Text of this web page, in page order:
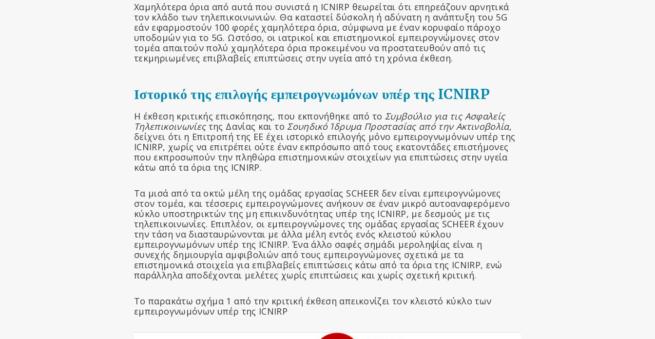
Χαμηλότερα όρια από αυτά που συνιστά η ICNIRP θεωρείται ότι επηρεάζουν αρνητικά
τον κλάδο των τηλεπικοινωνιών. Θα καταστεί δύσκολη ή αδύνατη η ανάπτυξη του 5G
εάν εφαρμοστούν 100 φορές χαμηλότερα όρια, σύμφωνα με έναν κορυφαίο πάροχο
υποδομών για το 5G. Ωστόσο, οι ιατρικοί και επιστημονικοί εμπειρογνώμονες στον
τομέα απαιτούν πολύ χαμηλότερα όρια προκειμένου να προστατευθούν από τις
τεκμηριωμένες επιβλαβείς επιπτώσεις στην υγεία από τη χρόνια έκθεση.
Ιστορικό της επιλογής εμπειρογνωμόνων υπέρ της ICNIRP
Η έκθεση κριτικής επισκόπησης, που εκπονήθηκε από το Συμβούλιο για τις Ασφαλείς
Τηλεπικοινωνίεςτης Δανίας και το Σουηδικό Ίδρυμα Προστασίας από την Ακτινοβολία,
δείχνει ότι η Επιτροπή της ΕΕ έχει ιστορικό επιλογής μόνο εμπειρογνωμόνων υπέρ της
ICNIRP, χωρίς να επιτρέπει ούτε έναν εκπρόσωπο από τους εκατοντάδες επιστήμονες
που εκπροσωπούν την πληθώρα επιστημονικών στοιχείων για επιπτώσεις στην υγεία
κάτω από τα όρια της ICNIRP.
Τα μισά από τα οκτώ μέλη της ομάδας εργασίας SCHEER δεν είναι εμπειρογνώμονες
στον τομέα, και τέσσερις εμπειρογνώμονες ανήκουν σε έναν μικρό αυτοαναφερόμενο
κύκλο υποστηρικτών της μη επικινδυνότητας υπέρ της ICNIRP, με δεσμούς με τις
τηλεπικοινωνίες. Επιπλέον, οι εμπειρογνώμονες της ομάδας εργασίας SCHEER έχουν
την τάση να διασταυρώνονται με άλλα μέλη εντός ενός κλειστού κύκλου
εμπειρογνωμόνων υπέρ της ICNIRP. Ένα άλλο σαφές σημάδι μεροληψίας είναι η
συνεχής δημιουργία αμφιβολιών από τους εμπειρογνώμονες σχετικά με τα
επιστημονικά στοιχεία για επιβλαβείς επιπτώσεις κάτω από τα όρια της ICNIRP, ενώ
παράλληλα αποδέχονται μελέτες χωρίς επιπτώσεις και χωρίς σχετική κριτική.
Το παρακάτω σχήμα 1 από την κριτική έκθεση απεικονίζει τον κλειστό κύκλο των
εμπειρογνωμόνων υπέρ της ICNIRP